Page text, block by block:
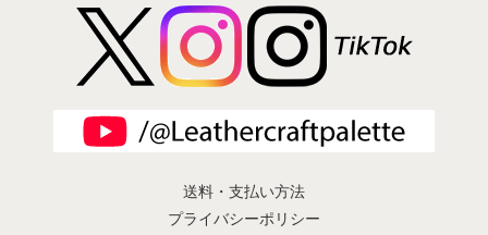
送料・支払い方法
プライバシーポリシー